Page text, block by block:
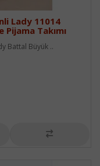
Lady 11014
Pijama Takımı
Battal Büyük ..